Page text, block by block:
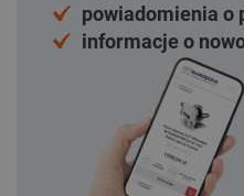
powiadomienia o
informacje o